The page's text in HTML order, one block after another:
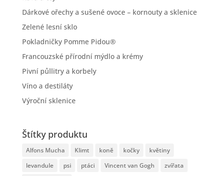
Dárkové ořechy a sušené ovoce – kornouty a sklenice
Zelené lesní sklo
Pokladničky Pomme Pidou®
Francouzské přírodní mýdlo a krémy
Pivní půllitry a korbely
Víno a destiláty
Výroční sklenice
Štítky produktu
Alfons Mucha Klimt koně kočky
květiny
levandule
psi ptáci Vincent van Gogh
zvířata